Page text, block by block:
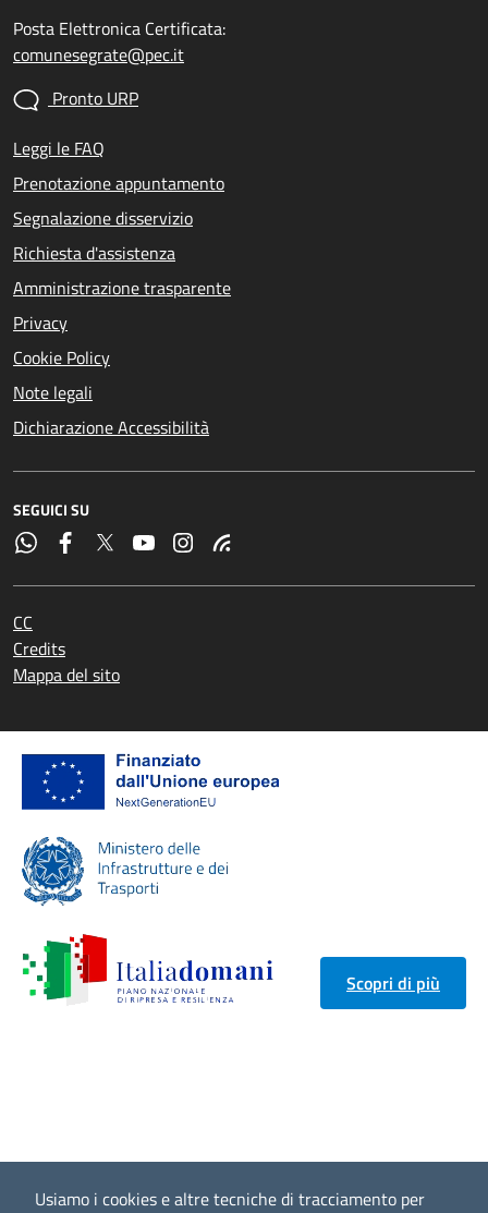
Usiamo i cookies e altre tecniche di tracciamento per
Posta Elettronica Certificata:
comunesegrate@pec.it
Pronto URP
Leggi le FAQ
Prenotazione appuntamento
Segnalazione disservizio
Richiesta d'assistenza
Amministrazione trasparente
Privacy
Cookie Policy
Note legali
Dichiarazione Accessibilità
SEGUICI SU
CC
Credits
Mappa del sito
Scopri di più